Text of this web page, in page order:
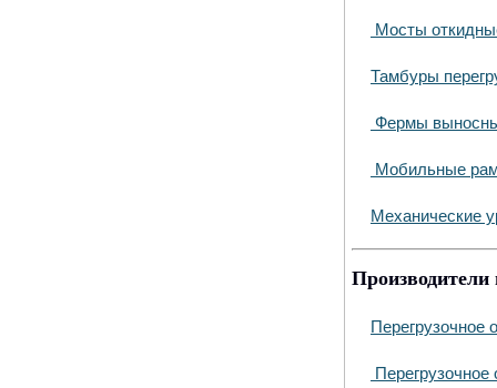
Мосты
Тамбуры
Фермы
Мобильные
Механические
Производители
Перегрузочное